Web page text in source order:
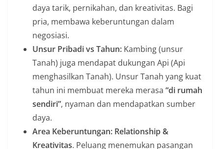
daya tarik, pernikahan, dan kreativitas. Bagi
pria, membawa keberuntungan dalam
negosiasi.
Unsur Pribadi vs Tahun: Kambing (unsur
Tanah) juga mendapat dukungan Api (Api
menghasilkan Tanah). Unsur Tanah yang kuat
tahun ini membuat mereka merasa “di rumah
sendiri”, nyaman dan mendapatkan sumber
daya.
Area Keberuntungan: Relationship &
Kreativitas. Peluang menemukan pasangan